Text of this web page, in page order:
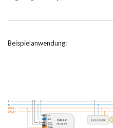
Beispielanwendung: